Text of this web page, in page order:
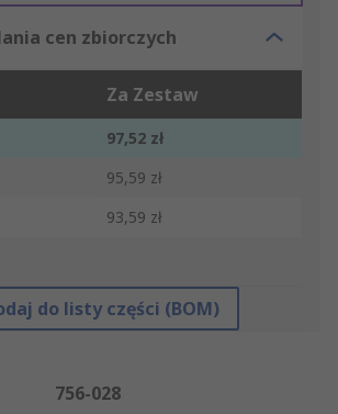
cen zbiorczych
Za Zestaw
97,52 zł
95,59 zł
93,59 zł
do listy części (BOM)
756-028